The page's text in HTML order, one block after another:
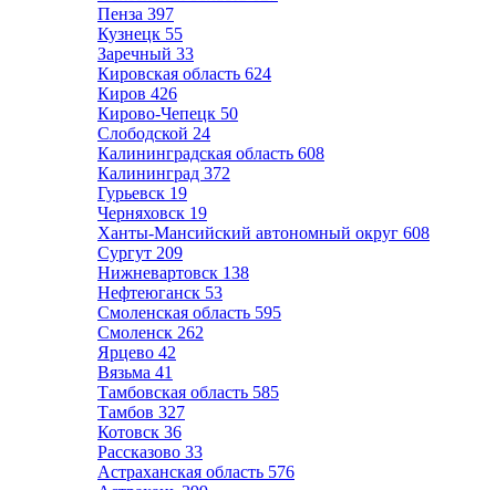
Пенза 397
Кузнецк 55
Заречный 33
Кировская область 624
Киров 426
Кирово-Чепецк 50
Слободской 24
Калининградская область 608
Калининград 372
Гурьевск 19
Черняховск 19
Ханты-Мансийский автономный округ 608
Сургут 209
Нижневартовск 138
Нефтеюганск 53
Смоленская область 595
Смоленск 262
Ярцево 42
Вязьма 41
Тамбовская область 585
Тамбов 327
Котовск 36
Рассказово 33
Астраханская область 576